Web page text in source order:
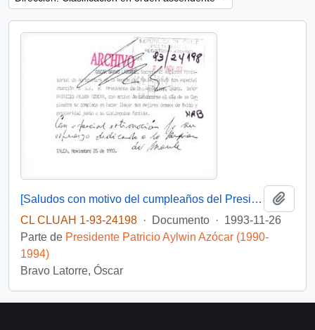
[Saludos con motivo del cumpleaños del Presidente]
CL CLUAH 1-93-24198 · Documento · 1993-11-26
Parte de Presidente Patricio Aylwin Azócar (1990-
1994)
Bravo Latorre, Óscar